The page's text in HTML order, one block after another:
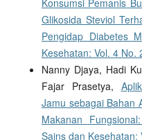
Konsumsi Pemanis
Glikosida Steviol
Pengidap Diabetes
Kesehatan: Vol. 4 No.
Nanny Djaya, Hadi
Fajar Prasetya,
Jamu sebagai Bahan
Makanan
Sains dan Kesehatan: